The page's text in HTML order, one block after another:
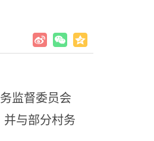
监督委员会
与部分村务